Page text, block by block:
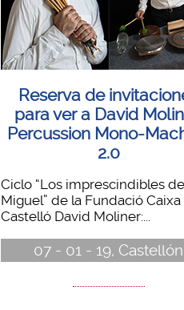
Reserva de
para ver a David
Percussion Mono-
2.0
Ciclo “Los imprescindibles
Miguel” de la Fundació Caixa
Castelló David Moliner:...
07 - 01 - 19, Castellón